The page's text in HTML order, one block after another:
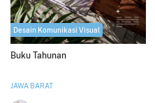
Desain Komunikasi Visual
Buku Tahunan
JAWA BARAT